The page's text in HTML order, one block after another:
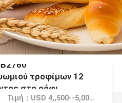
τροφίμων 12
στο ράφι
Τιμή：USD 4,,500--5,000/ton FOB Port Guangzhou